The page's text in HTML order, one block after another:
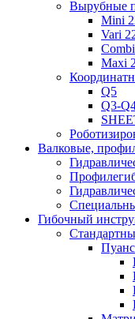
Вырубные
Mini
Vari
Maxi
Q5
Q3-
Валковые,
Гибочный